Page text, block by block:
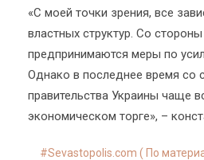
«С моей точки зрения, все
властных структур. Со
предпринимаются меры по
Однако в последнее время со
правительства Украины чаще
экономическом торге», –
Sevastopolis.com ( По